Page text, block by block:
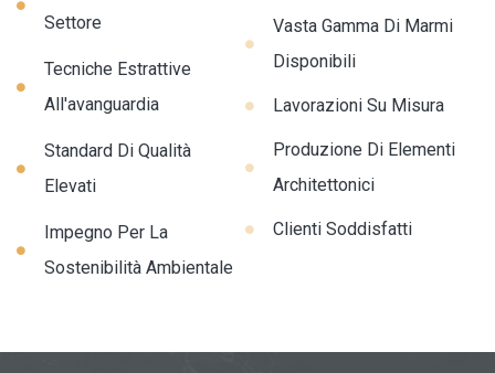
Settore
Tecniche Estrattive
All'avanguardia
Standard Di Qualità
Elevati
Impegno Per La
Sostenibilità Ambientale
Vasta Gamma Di Marmi
Disponibili
Lavorazioni Su Misura
Produzione Di Elementi
Architettonici
Clienti Soddisfatti